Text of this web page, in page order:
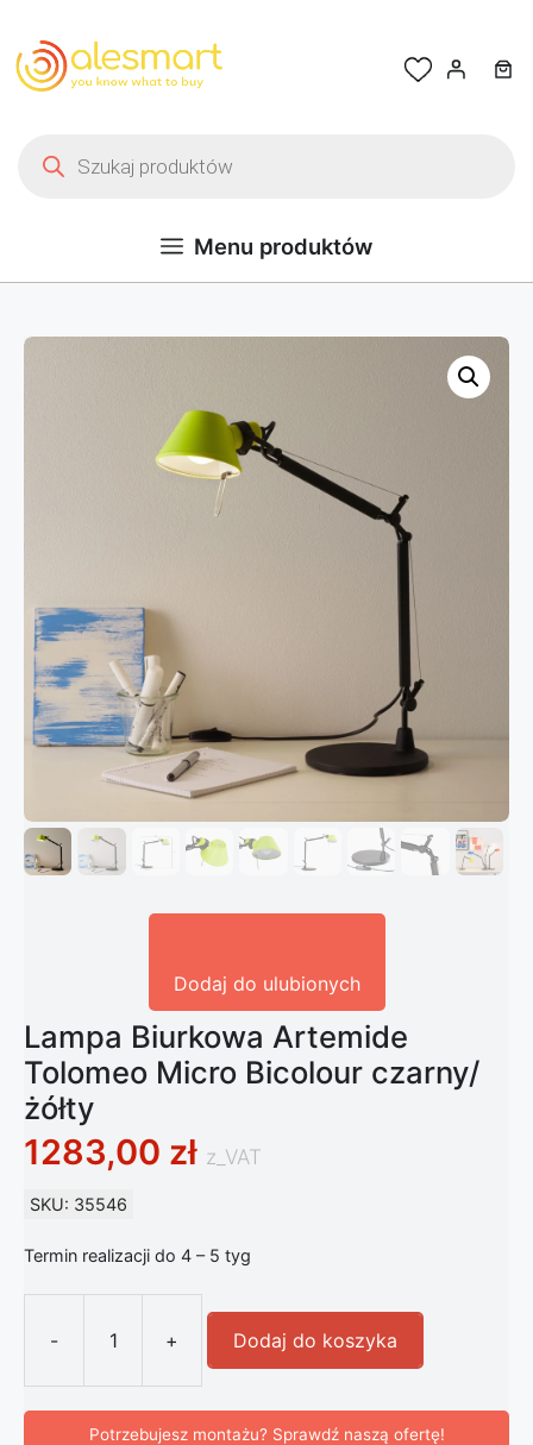
Menu produktów
Dodaj do ulubionych
Lampa Biurkowa Artemide
Tolomeo Micro Bicolour czarny/
żółty
1283,00 zł z_VAT
SKU: 35546
Termin realizacji do 4 – 5 tyg
-
ilość Lampa Biurkowa Artemide
+ Dodaj do koszyka
Potrzebujesz montażu? Sprawdź naszą ofertę!